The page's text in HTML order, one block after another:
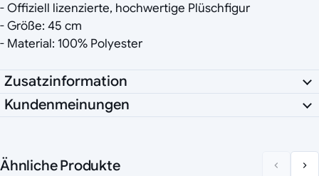
- Offiziell lizenzierte, hochwertige Plüschfigur
- Größe: 45 cm
- Material: 100% Polyester
Zusatzinformation
Kundenmeinungen
Ähnliche Produkte